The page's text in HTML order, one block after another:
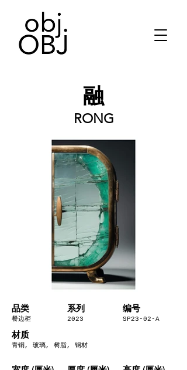
融
RONG
​品类
餐边柜
系列
2023
编号
SP23-02-A
材质
青铜, 玻璃, 树脂, 钢材